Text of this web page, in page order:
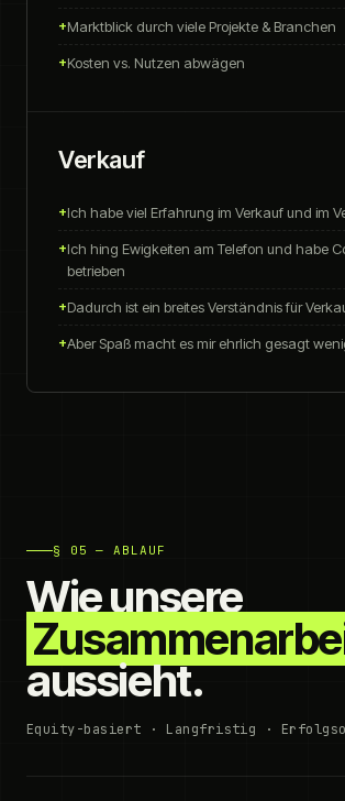
Marktblick durch viele Projekte & Branchen
Kosten vs. Nutzen abwägen
Verkauf
Ich habe viel Erfahrung im Verkauf und im
Ich hing Ewigkeiten am Telefon und habe
betrieben
Dadurch ist ein breites Verständnis für
Aber Spaß macht es mir ehrlich gesagt
§ 05 — ABLAUF
Wie unsere
aussieht.
Equity-basiert · Langfristig ·